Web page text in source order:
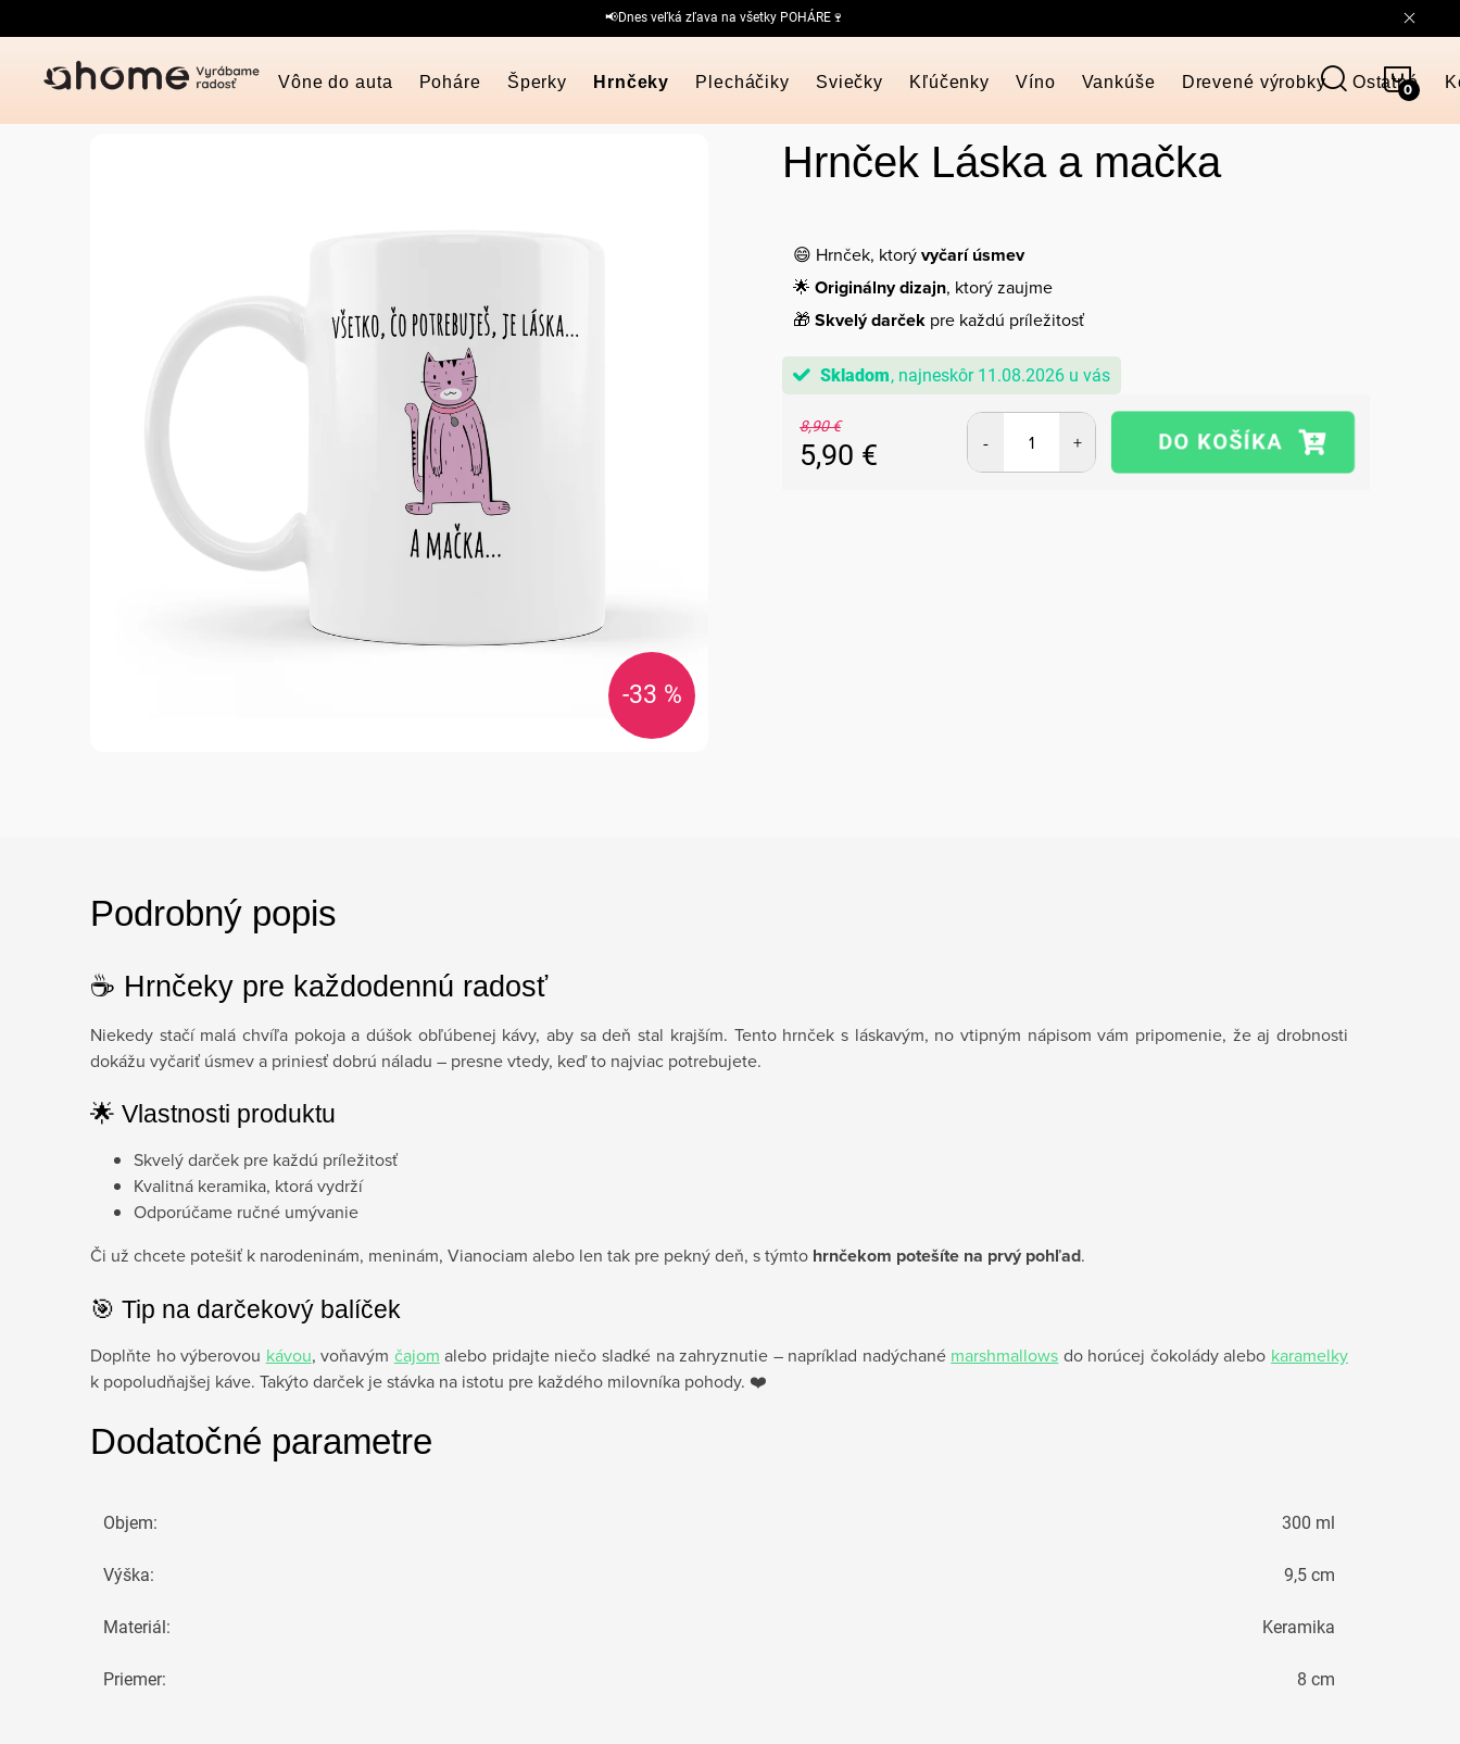
na
📢Dnes veľká zľava na všetky POHÁRE🍷
Vône do auta Poháre Šperky Hrnčeky Plecháčiky Sviečky Kľúčenky Víno Vankúše Drevené výrobky Ostatné
-33 %
Hrnček Láska a mačka
😄 Hrnček, ktorývyčarí úsmev
🌟 Originálny dizajn, ktorý zaujme
🎁 Skvelý darček pre každú príležitosť
Skladom 11.08.2026
8,90 €
5,90 €
Podrobný popis
☕ Hrnčeky pre každodennú radosť
Niekedy stačí malá chvíľa pokoja a dúšok obľúbenej kávy, aby sa deň stal krajším. Tento hrnček s láskavým, no vtipným nápisom vám pripomenie, že aj drobnosti
dokážu vyčariť úsmev a priniesť dobrú náladu – presne vtedy, keď to najviac potrebujete.
🌟 Vlastnosti produktu
Skvelý darček pre každú príležitosť
Kvalitná keramika, ktorá vydrží
Odporúčame ručné umývanie
Či už chcete potešiť k narodeninám, meninám, Vianociam alebo len tak pre pekný deň, s týmto hrnčekom potešíte na prvý pohľad.
🎯 Tip na darčekový balíček
Doplňte ho výberovou kávou, voňavým čajom alebo pridajte niečo sladké na zahryznutie – napríklad nadýchané marshmallows do horúcej čokolády alebo karamelky
k popoludňajšej káve. Takýto darček je stávka na istotu pre každého milovníka pohody. ❤️
Dodatočné parametre
Objem: 300 ml
Výška: 9,5 cm
Materiál: Keramika
Priemer: 8 cm